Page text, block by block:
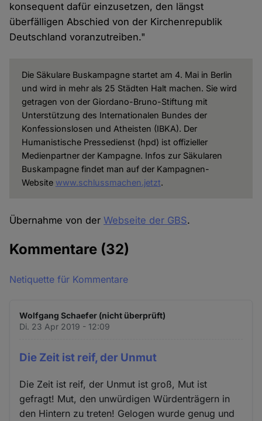
konsequent dafür einzusetzen, den längst
überfälligen Abschied von der Kirchenrepublik
Deutschland voranzutreiben."
Die Säkulare Buskampagne startet am 4. Mai in Berlin
und wird in mehr als 25 Städten Halt machen. Sie wird
getragen von der Giordano-Bruno-Stiftung mit
Unterstützung des Internationalen Bundes der
Konfessionslosen und Atheisten (IBKA). Der
Humanistische Pressedienst (hpd) ist offizieller
Medienpartner der Kampagne. Infos zur Säkularen
Buskampagne findet man auf der Kampagnen-
Website www.schlussmachen.jetzt.
Übernahme von derWebseite der GBS.
Kommentare (32)
Netiquette für Kommentare
Wolfgang Schaefer (nicht überprüft)
Di. 23 Apr 2019 - 12:09
Die Zeit ist reif, der Unmut
Die Zeit ist reif, der Unmut ist groß, Mut ist
gefragt! Mut, den unwürdigen Würdenträgern in
den Hintern zu treten! Gelogen wurde genug und